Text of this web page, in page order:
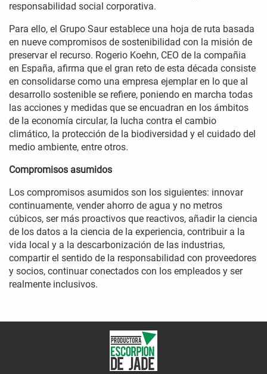
responsabilidad social corporativa.
Para ello, el Grupo Saur establece una hoja de ruta basada
en nueve compromisos de sostenibilidad con la misión de
preservar el recurso. Rogerio Koehn, CEO de la compañia
en España, afirma que el gran reto de esta década consiste
en consolidarse como una empresa ejemplar en lo que al
desarrollo sostenible se refiere, poniendo en marcha todas
las acciones y medidas que se encuadran en los ámbitos
de la economía circular, la lucha contra el cambio
climático, la protección de la biodiversidad y el cuidado del
medio ambiente, entre otros.
Compromisos asumidos
Los compromisos asumidos son los siguientes: innovar
continuamente, vender ahorro de agua y no metros
cúbicos, ser más proactivos que reactivos, añadir la ciencia
de los datos a la ciencia de la experiencia, contribuir a la
vida local y a la descarbonización de las industrias,
compartir el sentido de la responsabilidad con proveedores
y socios, continuar conectados con los empleados y ser
realmente inclusivos.